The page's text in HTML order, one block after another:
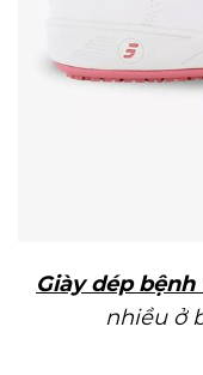
Giày dép bệnh
nhiều ở